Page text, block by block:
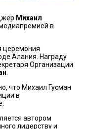
Михаил
в
церемония
Алания. Награду
Организации
что Михаил Гусман
в
автором
лидерству и